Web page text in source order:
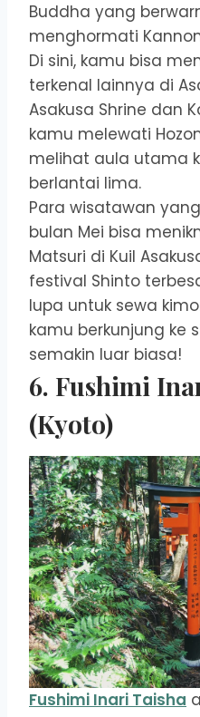
Buddha yang
menghormati
Di sini, kamu bisa
terkenal lainnya di
Asakusa Shrine dan
kamu melewati
melihat aula utama
berlantai lima.
Para wisatawan
bulan Mei bisa
Matsuri di Kuil
festival Shinto
lupa untuk sewa
kamu berkunjung
semakin luar biasa!
6. Fushimi
(Kyoto)
Fushimi Inari Taisha